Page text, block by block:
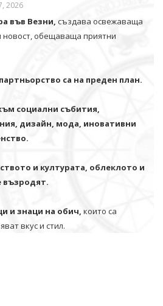
2026
във Везни, създава освежаваща
новост, обещаваща приятни
са на преден план.
социални събития,
дизайн, мода, иновативни
и културата, облеклото и
и знаци на обич, които са
вкус и стил.